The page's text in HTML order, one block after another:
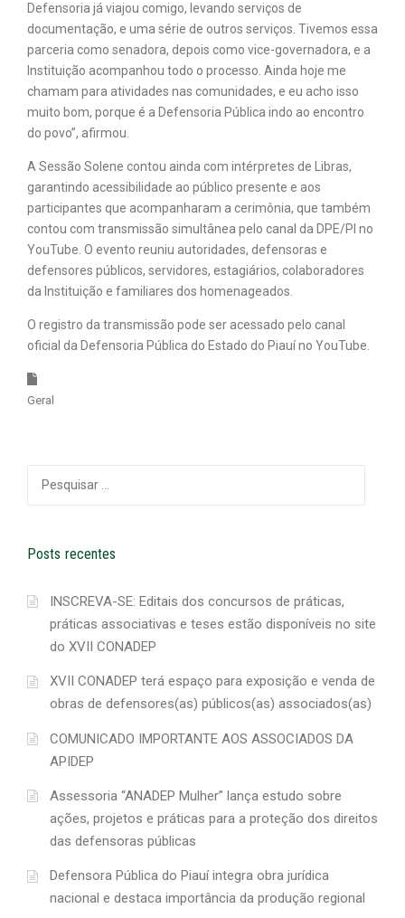
Defensoria já viajou comigo, levando serviços de
documentação, e uma série de outros serviços. Tivemos essa
parceria como senadora, depois como vice-governadora, e a
Instituição acompanhou todo o processo. Ainda hoje me
chamam para atividades nas comunidades, e eu acho isso
muito bom, porque é a Defensoria Pública indo ao encontro
do povo”, afirmou.
A Sessão Solene contou ainda com intérpretes de Libras,
garantindo acessibilidade ao público presente e aos
participantes que acompanharam a cerimônia, que também
contou com transmissão simultânea pelo canal da DPE/PI no
YouTube. O evento reuniu autoridades, defensoras e
defensores públicos, servidores, estagiários, colaboradores
da Instituição e familiares dos homenageados.
O registro da transmissão pode ser acessado pelo canal
oficial da Defensoria Pública do Estado do Piauí no YouTube.
Geral
Posts recentes
INSCREVA-SE: Editais dos concursos de práticas,
práticas associativas e teses estão disponíveis no site
do XVII CONADEP
XVII CONADEP terá espaço para exposição e venda de
obras de defensores(as) públicos(as) associados(as)
COMUNICADO IMPORTANTE AOS ASSOCIADOS DA
APIDEP
Assessoria “ANADEP Mulher” lança estudo sobre
ações, projetos e práticas para a proteção dos direitos
das defensoras públicas
Defensora Pública do Piauí integra obra jurídica
nacional e destaca importância da produção regional